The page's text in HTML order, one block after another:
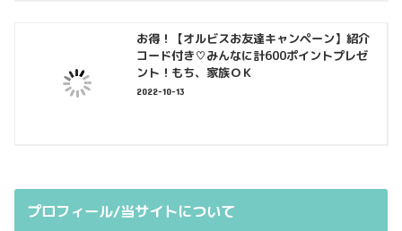
お得！【オルビスお友達キャンペーン】紹介
コード付き♡みんなに計600ポイントプレゼ
ント！もち、家族ＯＫ
2022-10-13
プロフィール/当サイトについて